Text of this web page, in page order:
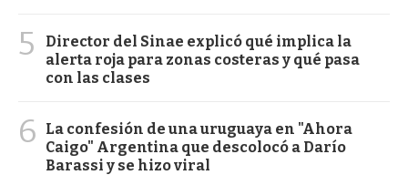
5
Director del Sinae explicó qué implica la
alerta roja para zonas costeras y qué pasa
con las clases
6
La confesión de una uruguaya en "Ahora
Caigo" Argentina que descolocó a Darío
Barassi y se hizo viral